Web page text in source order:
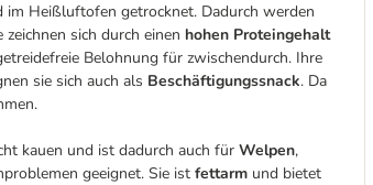
im Heißluftofen getrocknet. Dadurch werden
zeichnen sich durch einen hohen Proteingehalt
Belohnung für zwischendurch. Ihre
sie sich auch als Beschäftigungssnack. Da
kauen und ist dadurch auch für Welpen,
geeignet. Sie ist fettarm und bietet